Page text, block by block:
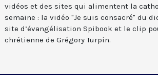
vidéos et des sites qui alimentent la
semaine : la vidéo "Je suis consacré" du
site d’évangélisation Spibook et le clip
chrétienne de Grégory Turpin.